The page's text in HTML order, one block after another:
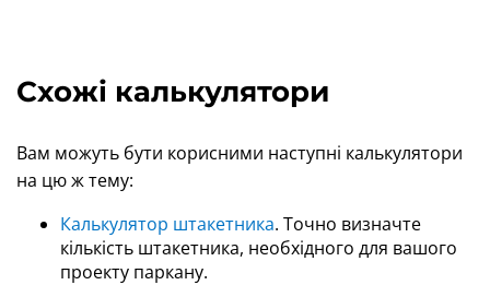
Схожі калькулятори
Вам можуть бути корисними наступні калькулятори
на цю ж тему:
Калькулятор штакетника. Точно визначте
кількість штакетника, необхідного для вашого
проекту паркану.